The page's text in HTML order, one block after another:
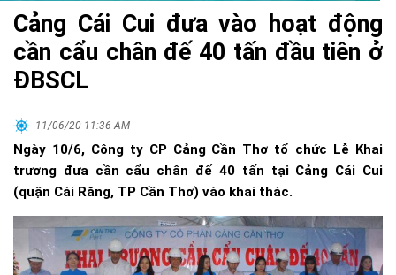
Cảng Cái Cui đưa vào hoạt động
cần cẩu chân đế 40 tấn đầu tiên ở
ĐBSCL
11/06/20 11:36 AM
Ngày 10/6, Công ty CP Cảng Cần Thơ tổ chức Lễ Khai
trương đưa cần cẩu chân đế 40 tấn tại Cảng Cái Cui
(quận Cái Răng, TP Cần Thơ) vào khai thác.